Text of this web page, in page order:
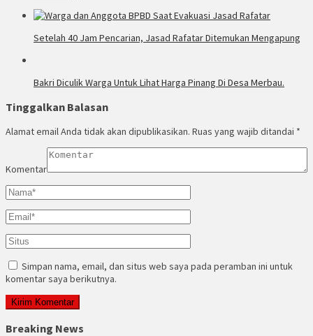
Setelah 40 Jam Pencarian, Jasad Rafatar Ditemukan Mengapung
Bakri Diculik Warga Untuk Lihat Harga Pinang Di Desa Merbau.
Tinggalkan Balasan
Alamat email Anda tidak akan dipublikasikan. Ruas yang wajib ditandai *
Komentar
Simpan nama, email, dan situs web saya pada peramban ini untuk
komentar saya berikutnya.
Breaking News